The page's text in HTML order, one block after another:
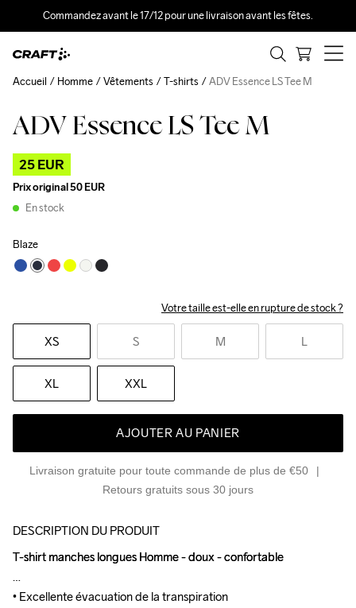
Commandez avant le 17/12 pour une livraison avant les fêtes.
ADV Essence LS Tee M
25 EUR
Prix original50 EUR
En stock
Blaze
Votre taille est-elle en rupture de stock ?
XS S M L
XL XXL
AJOUTER AU PANIER
Livraison gratuite pour toute commande de plus de €50
Retours gratuits sous 30 jours
Accueil Homme Vêtements T-shirts ADV Essence LS Tee M
Outlet
DESCRIPTION DU PRODUIT
T-shirt manches longues Homme - doux - confortable
• Excellente évacuation de la transpiration
T-shirt manches longues Homme - doux - confortable
• Excellente évacuation de la transpiration